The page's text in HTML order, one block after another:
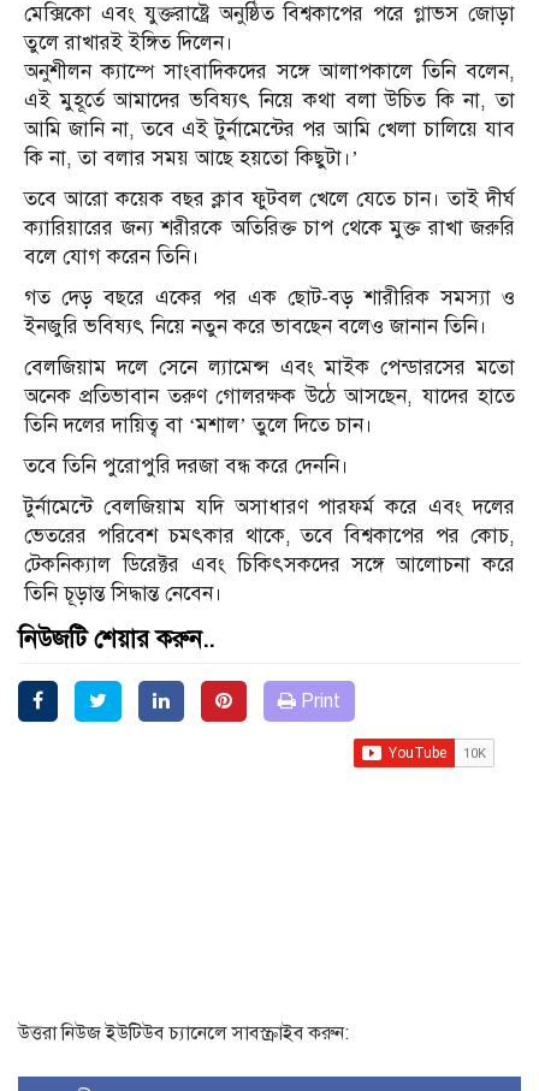
মেক্সিকো এবং যুক্তরাষ্ট্রে অনুষ্ঠিত বিশ্বকাপের পরে গ্লাভস জোড়া
তুলে রাখারই ইঙ্গিত দিলেন।
অনুশীলন ক্যাম্পে সাংবাদিকদের সঙ্গে আলাপকালে তিনি বলেন,
‌এই মুহূর্তে আমাদের ভবিষ্যৎ নিয়ে কথা বলা উচিত কি না, তা
আমি জানি না, তবে এই টুর্নামেন্টের পর আমি খেলা চালিয়ে যাব
কি না, তা বলার সময় আছে হয়তো কিছুটা।’
তবে আরো কয়েক বছর ক্লাব ফুটবল খেলে যেতে চান। তাই দীর্ঘ
ক্যারিয়ারের জন্য শরীরকে অতিরিক্ত চাপ থেকে মুক্ত রাখা জরুরি
বলে যোগ করেন তিনি।
গত দেড় বছরে একের পর এক ছোট-বড় শারীরিক সমস্যা ও
ইনজুরি ভবিষ্যৎ নিয়ে নতুন করে ভাবছেন বলেও জানান তিনি।
বেলজিয়াম দলে সেনে ল্যামেন্স এবং মাইক পেন্ডারসের মতো
অনেক প্রতিভাবান তরুণ গোলরক্ষক উঠে আসছেন, যাদের হাতে
তিনি দলের দায়িত্ব বা ‘মশাল’ তুলে দিতে চান।
তবে তিনি পুরোপুরি দরজা বন্ধ করে দেননি।
টুর্নামেন্টে বেলজিয়াম যদি অসাধারণ পারফর্ম করে এবং দলের
ভেতরের পরিবেশ চমৎকার থাকে, তবে বিশ্বকাপের পর কোচ,
টেকনিক্যাল ডিরেক্টর এবং চিকিৎসকদের সঙ্গে আলোচনা করে
তিনি চূড়ান্ত সিদ্ধান্ত নেবেন।
নিউজটি শেয়ার করুন..
Print
উত্তরা নিউজ ইউটিউব চ্যানেলে সাবস্ক্রাইব করুন: